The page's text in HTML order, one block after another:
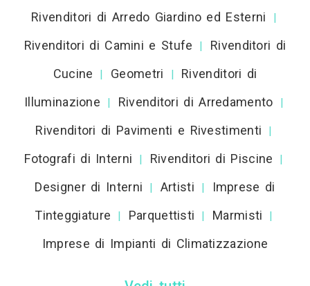
Rivenditori di Arredo Giardino ed Esterni |
Rivenditori di Camini e Stufe |
Rivenditori di
Cucine
| Geometri |
Rivenditori di
Illuminazione
| Rivenditori di Arredamento |
Rivenditori di Pavimenti e Rivestimenti |
Fotografi di Interni | Rivenditori di Piscine |
Designer di Interni | Artisti |
Imprese di
Tinteggiature
| Parquettisti | Marmisti |
Imprese di Impianti di Climatizzazione